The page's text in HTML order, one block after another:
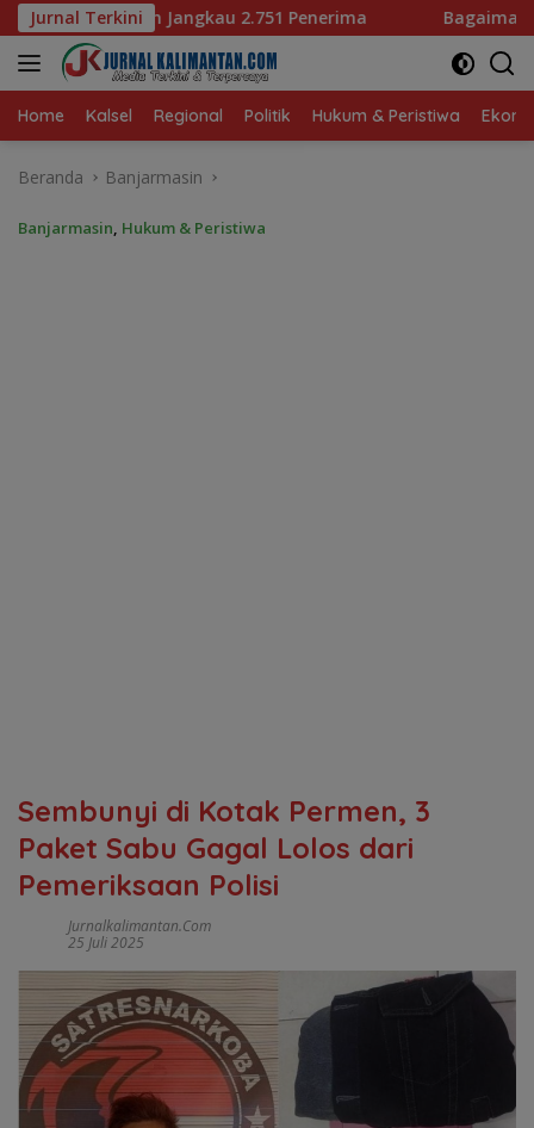
Langsung
ke
konten
Jurnal Terkini
Penerima Bagaimana KIP Hadapi Deepfake dan
Home Kalsel Regional Politik Hukum & Peristiwa
Beranda Banjarmasin
Banjarmasin, Hukum & Peristiwa
Sembunyi di Kotak Permen, 3
Paket Sabu Gagal Lolos dari
Pemeriksaan Polisi
Jurnalkalimantan.com
25 Juli 2025